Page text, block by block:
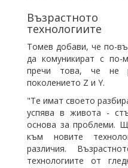
технологиите
Томев добави, че по-
да комуникират с по-
пречи това, че не
поколението Z и Y.
"Те имат своето
успява в живота -
основа за проблеми.
към новите
различия.
технологиите от